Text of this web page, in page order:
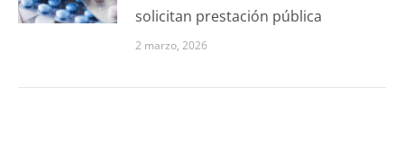
solicitan prestación pública
2 marzo, 2026